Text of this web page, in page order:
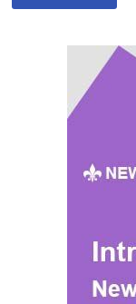
CONTENU
PUBLIQUE